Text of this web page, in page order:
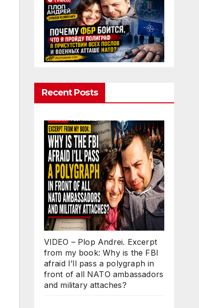
Recent Posts
VIDEO – Plop Andrei. Excerpt
from my book: Why is the FBI
afraid I’ll pass a polygraph in
front of all NATO ambassadors
and military attaches?